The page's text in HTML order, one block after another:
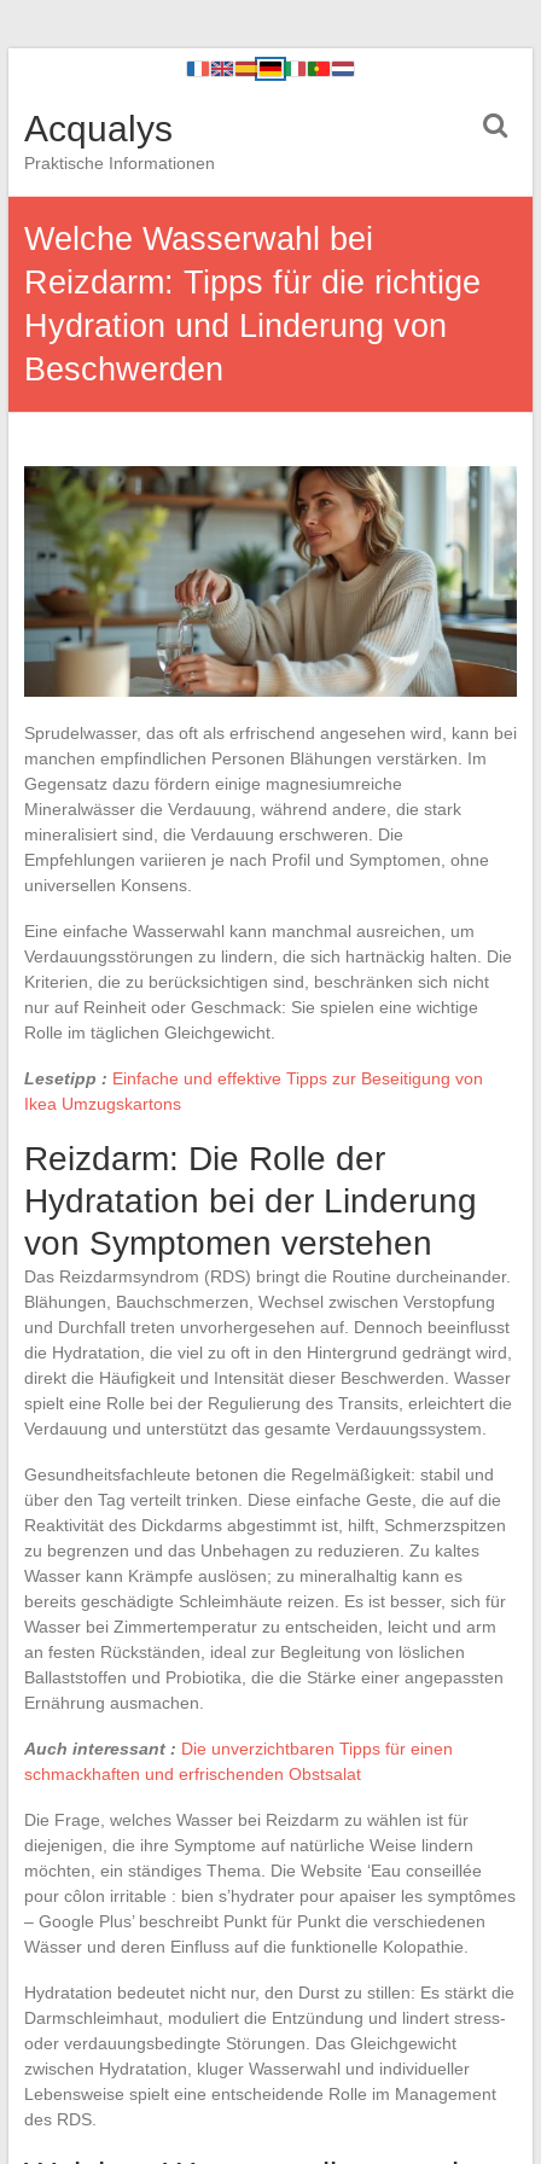
Acqualys
Praktische Informationen
Welche Wasserwahl bei
Reizdarm: Tipps für die richtige
Hydration und Linderung von
Beschwerden
Sprudelwasser, das oft als erfrischend angesehen wird, kann bei
manchen empfindlichen Personen Blähungen verstärken. Im
Gegensatz dazu fördern einige magnesiumreiche
Mineralwässer die Verdauung, während andere, die stark
mineralisiert sind, die Verdauung erschweren. Die
Empfehlungen variieren je nach Profil und Symptomen, ohne
universellen Konsens.
Eine einfache Wasserwahl kann manchmal ausreichen, um
Verdauungsstörungen zu lindern, die sich hartnäckig halten. Die
Kriterien, die zu berücksichtigen sind, beschränken sich nicht
nur auf Reinheit oder Geschmack: Sie spielen eine wichtige
Rolle im täglichen Gleichgewicht.
Lesetipp : Einfache und effektive Tipps zur Beseitigung von
Ikea Umzugskartons
Reizdarm: Die Rolle der
Hydratation bei der Linderung
von Symptomen verstehen
Das Reizdarmsyndrom (RDS) bringt die Routine durcheinander.
Blähungen, Bauchschmerzen, Wechsel zwischen Verstopfung
und Durchfall treten unvorhergesehen auf. Dennoch beeinflusst
die Hydratation, die viel zu oft in den Hintergrund gedrängt wird,
direkt die Häufigkeit und Intensität dieser Beschwerden. Wasser
spielt eine Rolle bei der Regulierung des Transits, erleichtert die
Verdauung und unterstützt das gesamte Verdauungssystem.
Gesundheitsfachleute betonen die Regelmäßigkeit: stabil und
über den Tag verteilt trinken. Diese einfache Geste, die auf die
Reaktivität des Dickdarms abgestimmt ist, hilft, Schmerzspitzen
zu begrenzen und das Unbehagen zu reduzieren. Zu kaltes
Wasser kann Krämpfe auslösen; zu mineralhaltig kann es
bereits geschädigte Schleimhäute reizen. Es ist besser, sich für
Wasser bei Zimmertemperatur zu entscheiden, leicht und arm
an festen Rückständen, ideal zur Begleitung von löslichen
Ballaststoffen und Probiotika, die die Stärke einer angepassten
Ernährung ausmachen.
Auch interessant : Die unverzichtbaren Tipps für einen
schmackhaften und erfrischenden Obstsalat
Die Frage, welches Wasser bei Reizdarm zu wählen ist für
diejenigen, die ihre Symptome auf natürliche Weise lindern
möchten, ein ständiges Thema. Die Website ‘Eau conseillée
pour côlon irritable : bien s’hydrater pour apaiser les symptômes
– Google Plus’ beschreibt Punkt für Punkt die verschiedenen
Wässer und deren Einfluss auf die funktionelle Kolopathie.
Hydratation bedeutet nicht nur, den Durst zu stillen: Es stärkt die
Darmschleimhaut, moduliert die Entzündung und lindert stress-
oder verdauungsbedingte Störungen. Das Gleichgewicht
zwischen Hydratation, kluger Wasserwahl und individueller
Lebensweise spielt eine entscheidende Rolle im Management
des RDS.